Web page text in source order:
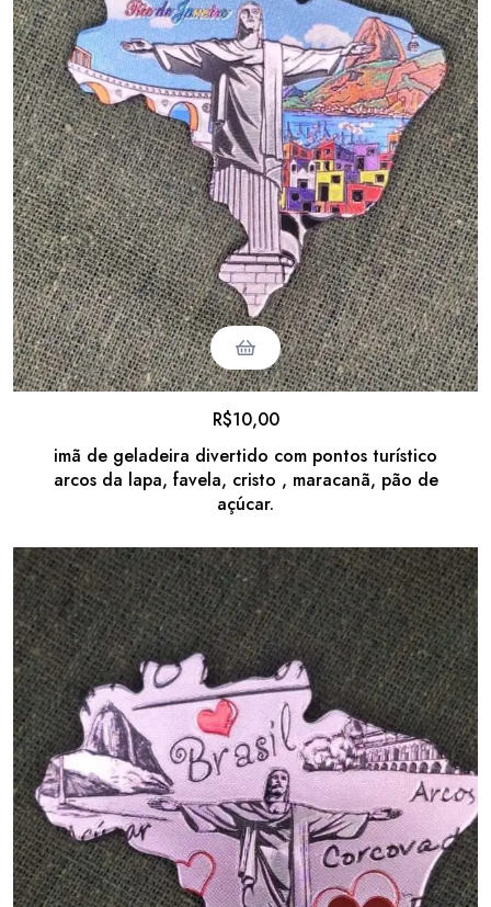
imã de geladeira divertido com pontos turístico
arcos da lapa, favela, cristo , maracanã, pão de
açúcar.
R$10,00